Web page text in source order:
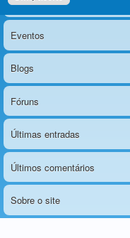
Menu principal
Eventos
Blogs
Fóruns
Últimas entradas
Últimos comentários
Sobre o site